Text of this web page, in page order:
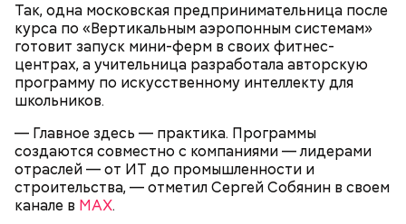
Так, одна московская предпринимательница после
курса по «Вертикальным аэропонным системам»
готовит запуск мини-ферм в своих фитнес-
центрах, а учительница разработала авторскую
программу по искусственному интеллекту для
школьников.
— Главное здесь — практика. Программы
создаются совместно с компаниями — лидерами
отраслей — от ИТ до промышленности и
строительства, — отметил Сергей Собянин в своем
канале в МAX.